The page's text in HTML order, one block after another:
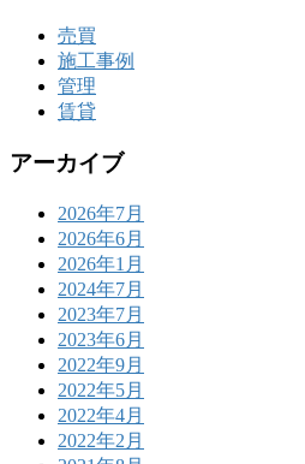
売買
施工事例
管理
賃貸
アーカイブ
2026年7月
2026年6月
2026年1月
2024年7月
2023年7月
2023年6月
2022年9月
2022年5月
2022年4月
2022年2月